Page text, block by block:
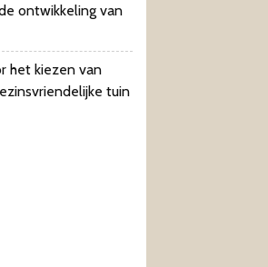
ontwikkeling van
het kiezen van
tuin